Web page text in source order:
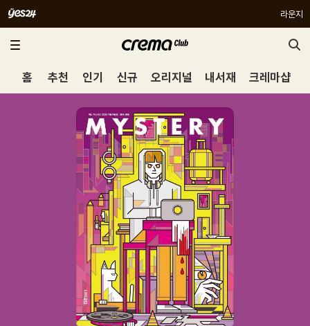
라운지
홈 추천 인기 신규 오리지널 내서재 크레마샵